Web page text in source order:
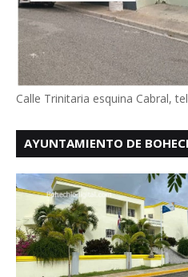
Calle Trinitaria esquina Cabral,
AYUNTAMIENTO DE